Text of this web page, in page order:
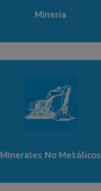
Minería
Minerales No Metálicos